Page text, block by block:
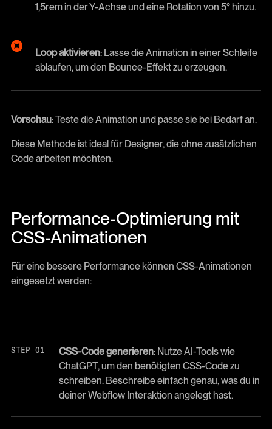
1,5rem in der Y-Achse und eine Rotation von 5° hinzu.
Loop aktivieren: Lasse die Animation in einer Schleife
ablaufen, um den Bounce-Effekt zu erzeugen.
Vorschau: Teste die Animation und passe sie bei Bedarf an.
Diese Methode ist ideal für Designer, die ohne zusätzlichen
Code arbeiten möchten.
Performance-Optimierung mit
CSS-Animationen
Für eine bessere Performance können CSS-Animationen
eingesetzt werden:
CSS-Code generieren: Nutze AI-Tools wie
ChatGPT, um den benötigten CSS-Code zu
schreiben. Beschreibe einfach genau, was du in
deiner Webflow Interaktion angelegt hast.